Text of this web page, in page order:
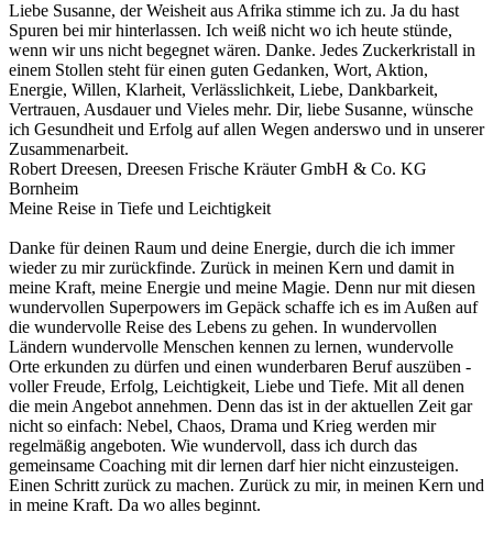
Liebe Susanne, der Weisheit aus Afrika stimme ich zu. Ja du hast
Spuren bei mir hinterlassen. Ich weiß nicht wo ich heute stünde,
wenn wir uns nicht begegnet wären. Danke. Jedes Zuckerkristall in
einem Stollen steht für einen guten Gedanken, Wort, Aktion,
Energie, Willen, Klarheit, Verlässlichkeit, Liebe, Dankbarkeit,
Vertrauen, Ausdauer und Vieles mehr. Dir, liebe Susanne, wünsche
ich Gesundheit und Erfolg auf allen Wegen anderswo und in unserer
Zusammenarbeit.
Robert Dreesen, Dreesen Frische Kräuter GmbH & Co. KG
Bornheim
Meine Reise in Tiefe und Leichtigkeit
Danke für deinen Raum und deine Energie, durch die ich immer
wieder zu mir zurückfinde. Zurück in meinen Kern und damit in
meine Kraft, meine Energie und meine Magie. Denn nur mit diesen
wundervollen Superpowers im Gepäck schaffe ich es im Außen auf
die wundervolle Reise des Lebens zu gehen. In wundervollen
Ländern wundervolle Menschen kennen zu lernen, wundervolle
Orte erkunden zu dürfen und einen wunderbaren Beruf auszüben -
voller Freude, Erfolg, Leichtigkeit, Liebe und Tiefe. Mit all denen
die mein Angebot annehmen. Denn das ist in der aktuellen Zeit gar
nicht so einfach: Nebel, Chaos, Drama und Krieg werden mir
regelmäßig angeboten. Wie wundervoll, dass ich durch das
gemeinsame Coaching mit dir lernen darf hier nicht einzusteigen.
Einen Schritt zurück zu machen. Zurück zu mir, in meinen Kern und
in meine Kraft. Da wo alles beginnt.